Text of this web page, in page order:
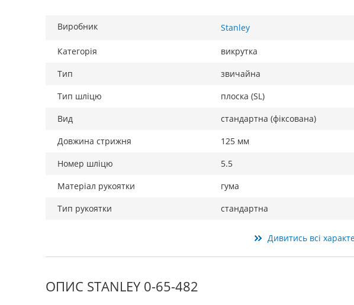
Виробник Stanley
Категорія
викрутка
Тип
звичайна
Тип шліцю
плоска (SL)
Вид
стандартна (фіксована)
Довжина стрижня
125 мм
Номер шліцю
5.5
Матеріал рукоятки
гума
Тип рукоятки
стандартна
Дивитись всі
ОПИС STANLEY 0-65-482